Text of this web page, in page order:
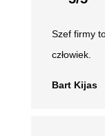
Szef firmy
człowiek.
Bart Kijas